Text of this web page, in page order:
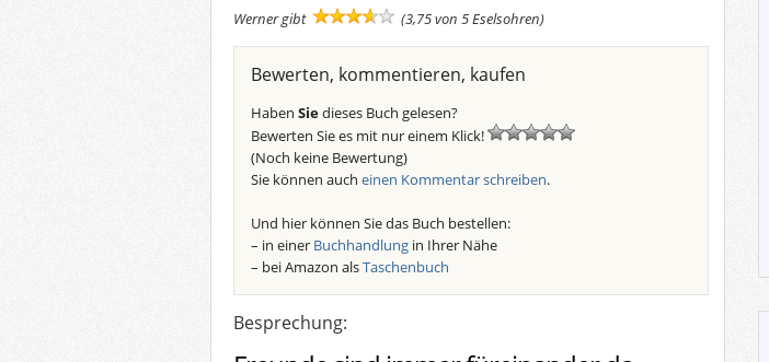
Werner gibt
(3,75 von 5 Eselsohren)
Bewerten, kommentieren, kaufen
Haben Siedieses Buch gelesen?
Bewerten Sie es mit nur einem Klick!
(Noch keine Bewertung)
Sie können auch einen Kommentar schreiben.
Und hier können Sie das Buch bestellen:
– in einer Buchhandlung in Ihrer Nähe
– bei Amazon alsTaschenbuch
Besprechung: